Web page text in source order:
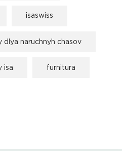
isaswiss
dlya naruchnyh chasov
isa furnitura